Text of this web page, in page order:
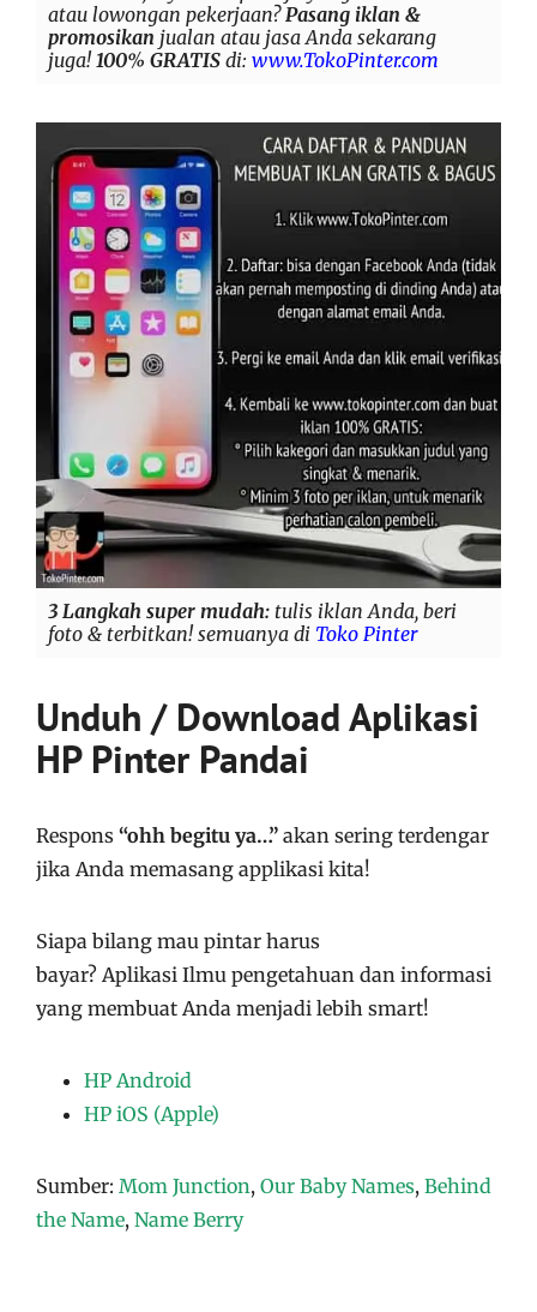
atau lowongan pekerjaan?Pasang iklan &
promosikan jualan atau jasa Anda sekarang
juga! 100% GRATIS di: www.TokoPinter.com
3 Langkah super mudah: tulis iklan Anda, beri
foto & terbitkan! semuanya di Toko Pinter
Unduh / Download Aplikasi
HP Pinter Pandai
Respons “ohh begitu ya…” akan sering terdengar
jika Anda memasang applikasi kita!
Siapa bilang mau pintar harus
bayar? Aplikasi Ilmu pengetahuan dan informasi
yang membuat Anda menjadi lebih smart!
HP Android
HP iOS (Apple)
Sumber: Mom Junction, Our Baby Names, Behind
the Name, Name Berry